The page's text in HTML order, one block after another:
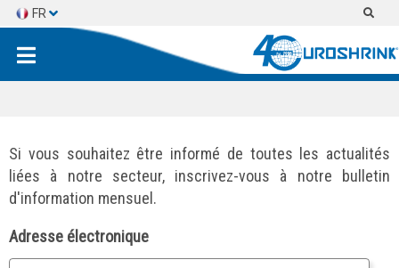
FR
Si vous souhaitez être informé de toutes les actualités
liées à notre secteur, inscrivez-vous à notre bulletin
d'information mensuel.
Adresse électronique